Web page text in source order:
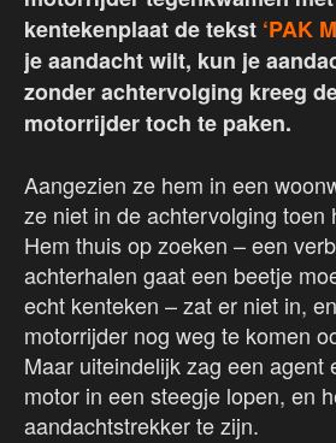
kentekenplaat de tekst ‘PAK
je aandacht wilt, kun je
zonder achtervolging kreeg
motorrijder toch te paken.
Aangezien ze hem in een
ze niet in de achtervolging toen
Hem thuis op zoeken – een
achterhalen gaat een beetje
echt kenteken – zat er niet in,
motorrijder nog weg te komen
Maar uiteindelijk zag een agent
motor in een steegje lopen, en
aandachtstrekker te zijn.